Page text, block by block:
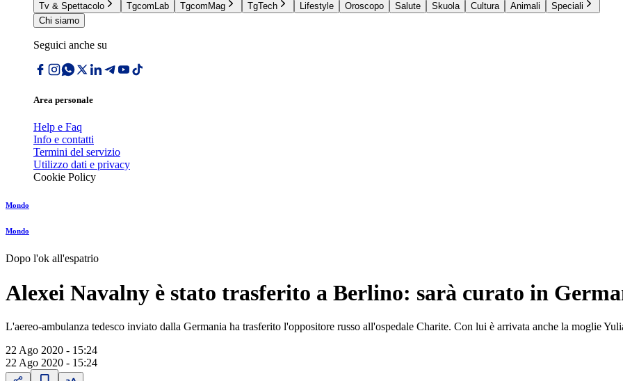
Tv & Spettacolo
TgcomLab TgcomMag TgTech Lifestyle Oroscopo Salute Skuola Cultura Animali
Speciali
Chi siamo
Seguici anche su
Area personale
Help e Faq
Info e contatti
Termini del servizio
Utilizzo dati e privacy
Cookie Policy
Mondo
Mondo
Dopo l'ok all'espatrio
Alexei Navalny è stato trasferito a Berlino: sarà curato in
L'aereo-ambulanza tedesco inviato dalla Germania ha trasferito l'oppositore russo all'ospedale Charite. Con lui è arrivata anche la moglie
22 Ago 2020 - 15:24
22 Ago 2020 - 15:24